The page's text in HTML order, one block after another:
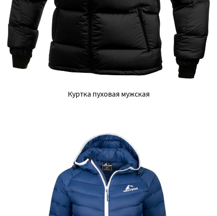
Куртка пуховая мужская